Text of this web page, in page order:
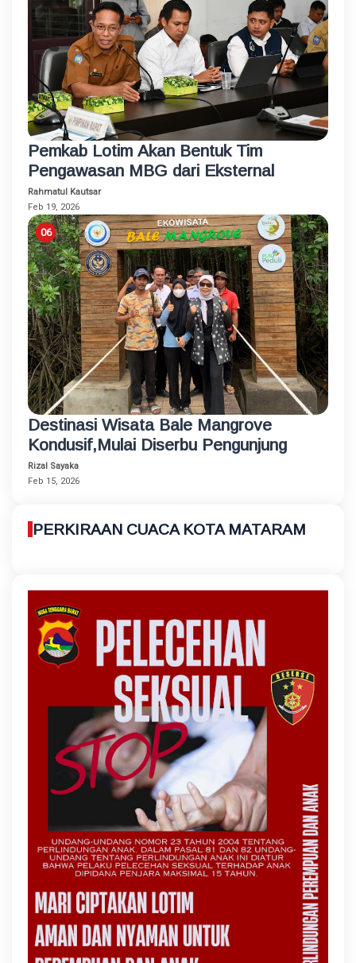
Pemkab Lotim Akan Bentuk Tim
Pengawasan MBG dari Eksternal
Rahmatul Kautsar
Feb 19, 2026
Destinasi Wisata Bale Mangrove
Kondusif,Mulai Diserbu Pengunjung
Rizal Sayaka
Feb 15, 2026
PERKIRAAN CUACA KOTA MATARAM